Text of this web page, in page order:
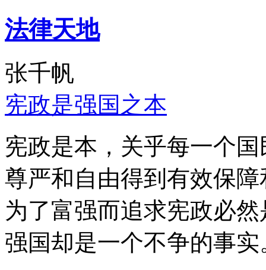
法律天地
张千帆
宪政是强国之本
宪政是本，关乎每一个
尊严和自由得到有效保
为了富强而追求宪政必
强国却是一个不争的事实